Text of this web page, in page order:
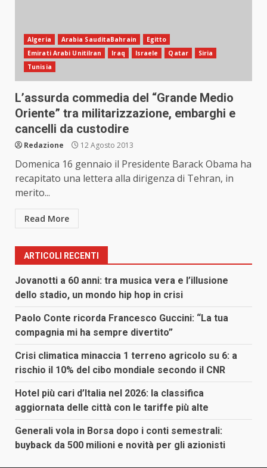
Algeria Arabia SauditaBahrain
Egitto
Emirati Arabi UnitiIran
Iraq Israele Qatar
Siria
Tunisia
L’assurda commedia del “Grande Medio
Oriente” tra militarizzazione, embarghi e
cancelli da custodire
Redazione 12 Agosto 2013
Domenica 16 gennaio il Presidente Barack Obama ha
recapitato una lettera alla dirigenza di Tehran, in
merito...
Read More
ARTICOLI RECENTI
Jovanotti a 60 anni: tra musica vera e l’illusione
dello stadio, un mondo hip hop in crisi
Paolo Conte ricorda Francesco Guccini: “La tua
compagnia mi ha sempre divertito”
Crisi climatica minaccia 1 terreno agricolo su 6: a
rischio il 10% del cibo mondiale secondo il CNR
Hotel più cari d’Italia nel 2026: la classifica
aggiornata delle città con le tariffe più alte
Generali vola in Borsa dopo i conti semestrali:
buyback da 500 milioni e novità per gli azionisti